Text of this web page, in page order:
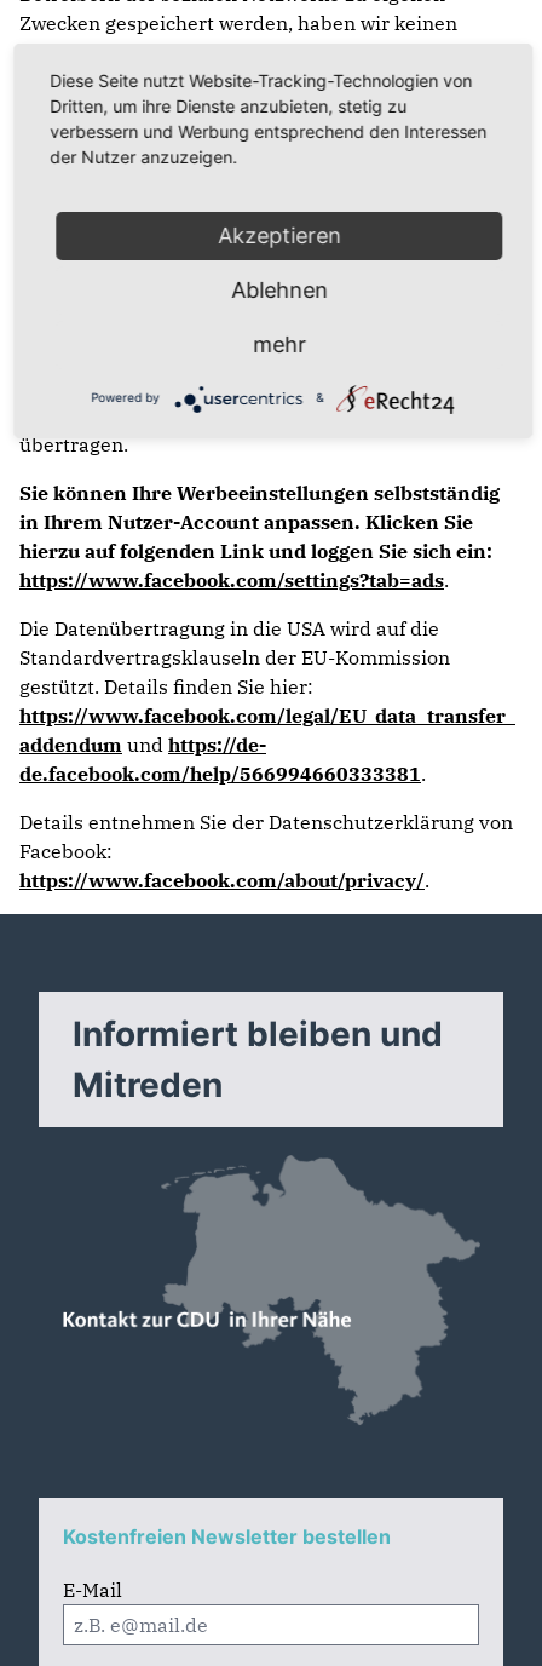
Zwecken gespeichert werden, haben wir keinen
bitte direkt bei den Betreibern der sozialen Netzwerke
(z. B. in deren Datenschutzerklärung, siehe unten).
Facebook
Wir verfügen über ein Profil bei Facebook. Anbieter
Grand Canal Square, Grand Canal Harbour, Dublin 2,
Irland. Die erfassten Daten werden nach Aussage von
Facebook auch in die USA und in andere Drittländer
übertragen.
Sie können Ihre Werbeeinstellungen selbstständig
in Ihrem Nutzer-Account anpassen. Klicken Sie
hierzu auf folgenden Link und loggen Sie sich ein:
https://www.facebook.com/settings?tab=ads.
Die Datenübertragung in die USA wird auf die
Standardvertragsklauseln der EU-Kommission
gestützt. Details finden Sie hier:
https://www.facebook.com/legal/EU_data_transfer_
addendum und https://de-
de.facebook.com/help/566994660333381 .
Details entnehmen Sie der Datenschutzerklärung von
Facebook:
https://www.facebook.com/about/privacy/.
Informiert bleiben und
Mitreden
Kostenfreien Newsletter bestellen
E-Mail
Diese Seite nutzt Website-Tracking-Technologien von
Dritten, um ihre Dienste anzubieten, stetig zu
verbessern und Werbung entsprechend den Interessen
der Nutzer anzuzeigen.
Akzeptieren
Ablehnen
mehr
Powered by &